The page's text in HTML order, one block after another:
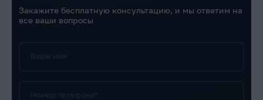
Закажите бесплатную консультацию, и мы ответим на
все ваши вопросы